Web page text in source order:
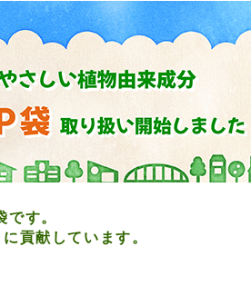
す。
貢献しています。